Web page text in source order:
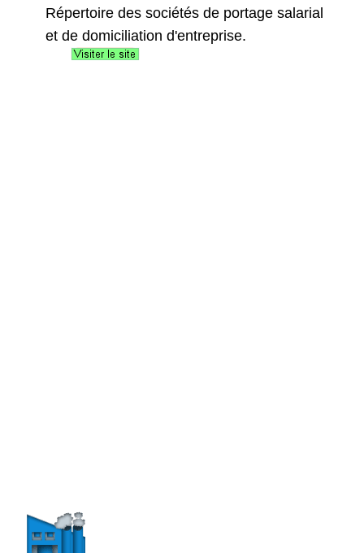
Répertoire des sociétés de portage salarial
et de domiciliation d'entreprise.